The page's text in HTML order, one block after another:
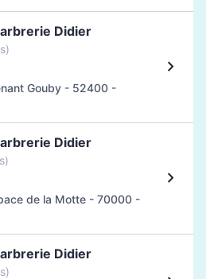
Didier
Gouby - 52400 -
Didier
de la Motte - 70000 -
Didier